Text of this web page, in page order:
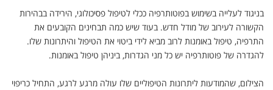
בניגוד לעלייה בשימוש בפוטותרפיה ככלי לטיפול פסיכולוגי, הירידה בבהירות
הקשורה לעירוב של מודל חדש. בעוד שיש כמה תבחינים הקובעים את
התרפיה, טיפול באומנות לרוב מביא לידי ביטוי את הטיפול והיתרונות שלו.
להגדרה של פוטותרפיה יש כל מני הגדרות, ביניהן טיפול באומנות.
הצילום, שהמודעות ליתרונות הטיפוליים שלו עולה מרגע לרגע, התחיל כריפוי